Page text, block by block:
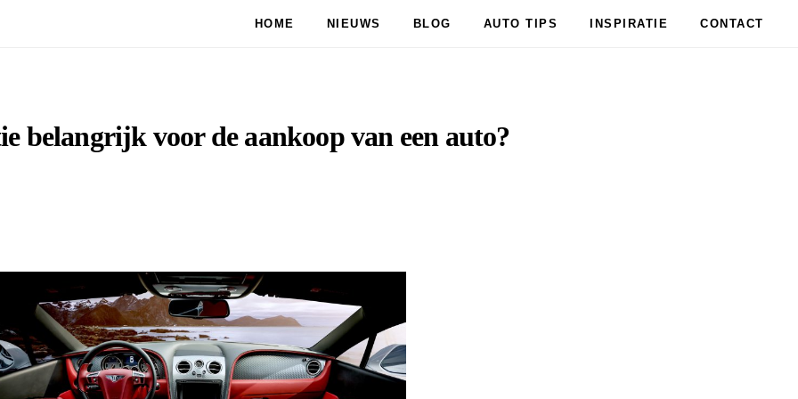
HOME NIEUWS BLOG AUTO TIPS INSPIRATIE CONTACT
belangrijk voor de aankoop van een auto?